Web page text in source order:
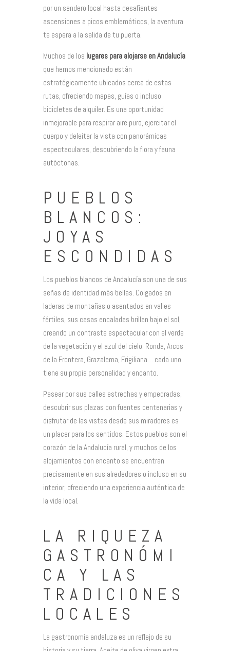
por un sendero local hasta desafiantes
ascensiones a picos emblemáticos, la aventura
te espera a la salida de tu puerta.
Muchos de los lugares para alojarse en Andalucía
que hemos mencionado están
estratégicamente ubicados cerca de estas
rutas, ofreciendo mapas, guías o incluso
bicicletas de alquiler. Es una oportunidad
inmejorable para respirar aire puro, ejercitar el
cuerpo y deleitar la vista con panorámicas
espectaculares, descubriendo la flora y fauna
autóctonas.
PUEBLOS
BLANCOS:
JOYAS
ESCONDIDAS
Los pueblos blancos de Andalucía son una de sus
señas de identidad más bellas. Colgados en
laderas de montañas o asentados en valles
fértiles, sus casas encaladas brillan bajo el sol,
creando un contraste espectacular con el verde
de la vegetación y el azul del cielo. Ronda, Arcos
de la Frontera, Grazalema, Frigiliana… cada uno
tiene su propia personalidad y encanto.
Pasear por sus calles estrechas y empedradas,
descubrir sus plazas con fuentes centenarias y
disfrutar de las vistas desde sus miradores es
un placer para los sentidos. Estos pueblos son el
corazón de la Andalucía rural, y muchos de los
alojamientos con encanto se encuentran
precisamente en sus alrededores o incluso en su
interior, ofreciendo una experiencia auténtica de
la vida local.
LA RIQUEZA
GASTRONÓMI
CA Y LAS
TRADICIONES
LOCALES
La gastronomía andaluza es un reflejo de su